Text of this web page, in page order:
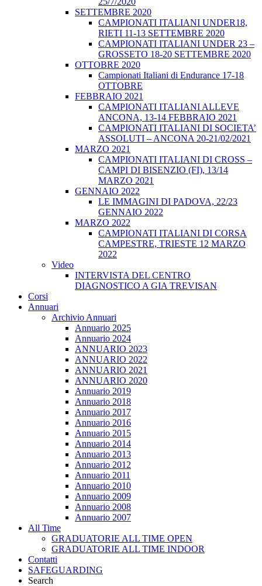
SETTEMBRE 2020
CAMPIONATI ITALIANI UNDER18,
RIETI 11-13 SETTEMBRE 2020
CAMPIONATI ITALIANI UNDER 23 –
GROSSETO 18-20 SETTEMBRE 2020
OTTOBRE 2020
Campionati Italiani di Endurance 17-18
OTTOBRE
FEBBRAIO 2021
CAMPIONATI ITALIANI ALLEVE
ANCONA, 13-14 FEBBRAIO 2021
CAMPIONATI ITALIANI DI SOCIETA’
ASSOLUTI – ANCONA 20-21/02/2021
MARZO 2021
CAMPIONATI ITALIANI DI CROSS –
CAMPI DI BISENZIO (FI), 13/14
MARZO 2021
GENNAIO 2022
LE IMMAGINI DI PADOVA, 22/23
GENNAIO 2022
MARZO 2022
CAMPIONATI ITALIANI DI CORSA
CAMPESTRE, TRIESTE 12 MARZO
2022
Video
INTERVISTA DEL CENTRO
DIAGNOSTICO A GIA TREVISAN
Corsi
Annuari
Archivio Annuari
Annuario 2025
Annuario 2024
ANNUARIO 2023
ANNUARIO 2022
ANNUARIO 2021
ANNUARIO 2020
Annuario 2019
Annuario 2018
Annuario 2017
Annuario 2016
Annuario 2015
Annuario 2014
Annuario 2013
Annuario 2012
Annuario 2011
Annuario 2010
Annuario 2009
Annuario 2008
Annuario 2007
All Time
GRADUATORIE ALL TIME OPEN
GRADUATORIE ALL TIME INDOOR
Contatti
SAFEGUARDING
Search